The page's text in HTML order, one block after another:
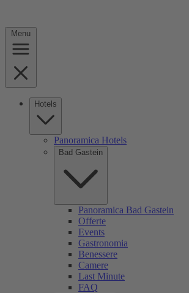
Menu
Hotels
Panoramica Hotels
Bad Gastein
Panoramica Bad Gastein
Offerte
Events
Gastronomia
Benessere
Camere
Last Minute
FAQ